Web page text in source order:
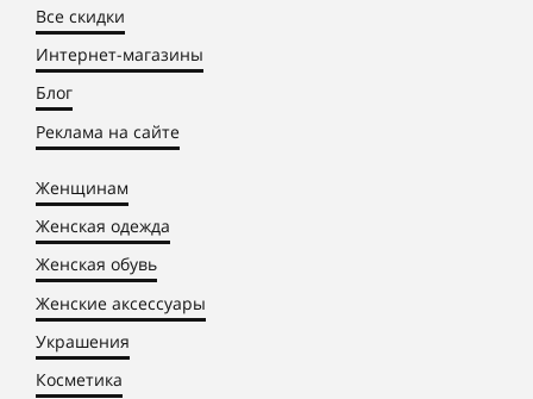
Все скидки
Интернет-магазины
Блог
Реклама на сайте
Женщинам
Женская одежда
Женская обувь
Женские аксессуары
Украшения
Косметика